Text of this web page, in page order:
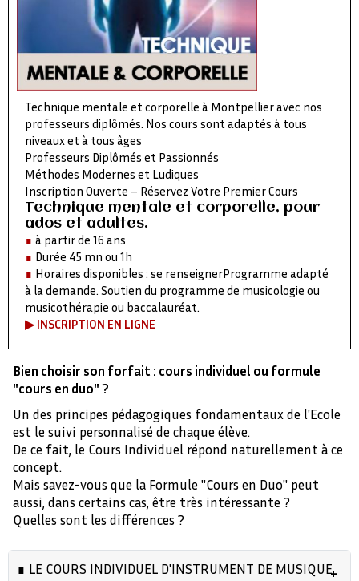
Technique mentale et corporelle à Montpellier avec nos
professeurs diplômés. Nos cours sont adaptés à tous
niveaux et à tous âges
Professeurs Diplômés et Passionnés
Méthodes Modernes et Ludiques
Inscription Ouverte – Réservez Votre Premier Cours
Technique mentale et corporelle, pour
ados et adultes.
∎ à partir de 16 ans
∎ Durée 45 mn ou 1h
∎ Horaires disponibles : se renseignerProgramme adapté
à la demande. Soutien du programme de musicologie ou
musicothérapie ou baccalauréat.
▶︎INSCRIPTION EN LIGNE
Bien choisir son forfait : cours individuel ou formule
"cours en duo" ?
Un des principes pédagogiques fondamentaux de l'Ecole
est le suivi personnalisé de chaque élève.
De ce fait, le Cours Individuel répond naturellement à ce
concept.
Mais savez-vous que la Formule "Cours en Duo" peut
aussi, dans certains cas, être très intéressante ?
Quelles sont les différences ?
∎ LE COURS INDIVIDUEL D'INSTRUMENT DE MUSIQUE